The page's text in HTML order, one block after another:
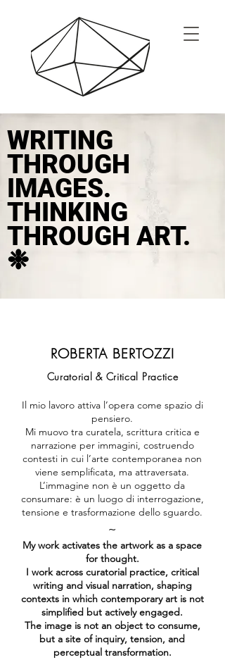
WRITING
THROUGH
IMAGES.
THINKING
THROUGH ART.
❉
ROBERTA BERTOZZI
Curatorial & Critical Practice
Il mio lavoro attiva l’opera come spazio di
pensiero.
Mi muovo tra curatela, scrittura critica e
narrazione per immagini, costruendo
contesti in cui l’arte contemporanea non
viene semplificata, ma attraversata.
L’immagine non è un oggetto da
consumare: è un luogo di interrogazione,
tensione e trasformazione dello sguardo.
~
My work activates the artwork as a space
for thought.
I work across curatorial practice, critical
writing and visual narration, shaping
contexts in which contemporary art is not
simplified but actively engaged.
The image is not an object to consume,
but a site of inquiry, tension, and
perceptual transformation.